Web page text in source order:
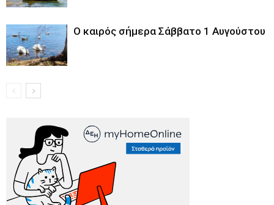
Ο καιρός σήμερα Σάββατο 1 Αυγούστου